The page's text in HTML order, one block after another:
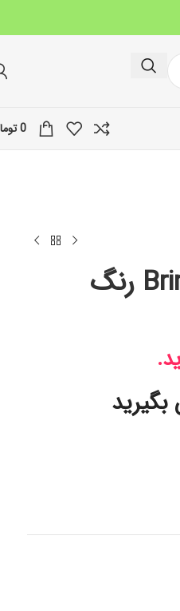
0
فروش عمده شامپو رنگ مو گیاهی بریملس Brimles رنگ